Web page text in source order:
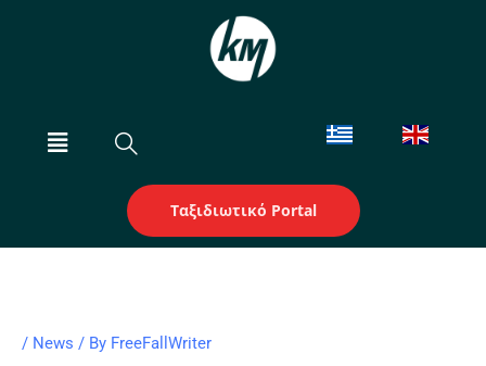
Menu
Ταξιδιωτικό Portal
/ News / By FreeFallWriter